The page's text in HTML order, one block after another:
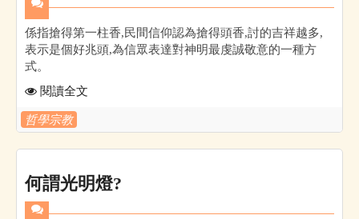
係指搶得第一柱香,民間信仰認為搶得頭香,討的吉祥越多,
表示是個好兆頭,為信眾表達對神明最虔誠敬意的一種方
式。
閱讀全文
哲學宗教
何謂光明燈?